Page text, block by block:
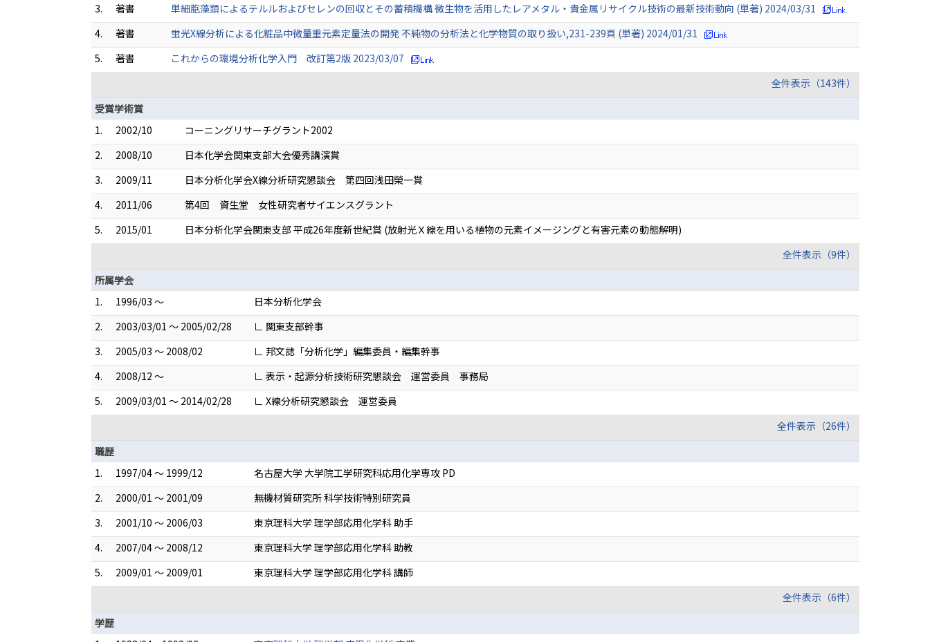
3. 著書
単細胞藻類によるテルルおよびセレンの回収とその蓄積機構 微生物を活用したレアメタル・貴金属リサイクル技術の最新技術動向 (単著) 2024/03/31
4.
著書
蛍光X線分析による化粧品中微量重元素定量法の開発 不純物の分析法と化学物質の取り扱い,231-239頁 (単著) 2024/01/31
5.
著書
これからの環境分析化学入門 改訂第2版 2023/03/07
全件表示（143件）
受賞学術賞
1.
2002/10
コーニングリサーチグラント2002
2.
2008/10
日本化学会関東支部大会優秀講演賞
3.
2009/11
日本分析化学会X線分析研究懇談会 第四回浅田榮一賞
4.
2011/06
第4回 資生堂 女性研究者サイエンスグラント
5.
2015/01
日本分析化学会関東支部 平成26年度新世紀賞 (放射光Ｘ線を用いる植物の元素イメージングと有害元素の動態解明)
全件表示（9件）
所属学会
1.
1996/03 ～
日本分析化学会
2.
2003/03/01 ～ 2005/02/28
∟ 関東支部幹事
3.
2005/03 ～ 2008/02
∟ 邦文誌「分析化学」編集委員・編集幹事
4.
2008/12 ～
∟ 表示・起源分析技術研究懇談会 運営委員 事務局
5.
2009/03/01 ～ 2014/02/28
∟ X線分析研究懇談会 運営委員
全件表示（26件）
職歴
1.
1997/04 ～ 1999/12
名古屋大学 大学院工学研究科応用化学専攻 PD
2.
2000/01 ～ 2001/09
無機材質研究所 科学技術特別研究員
3.
2001/10 ～ 2006/03
東京理科大学 理学部応用化学科 助手
4.
2007/04 ～ 2008/12
東京理科大学 理学部応用化学科 助教
5.
2009/01 ～ 2009/01
東京理科大学 理学部応用化学科 講師
全件表示（6件）
学歴